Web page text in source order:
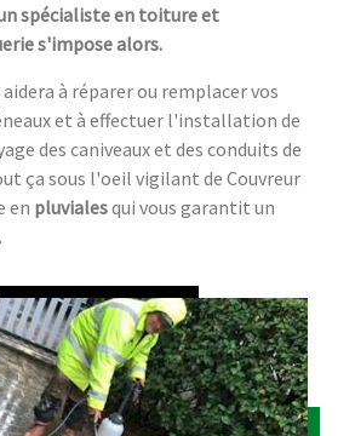
un spécialiste en toiture et
s'impose alors.
à réparer ou remplacer vos
et à effectuer l'installation de
des caniveaux et des conduits de
ça sous l'oeil vigilant de Couvreur
en pluvialesqui vous garantit un